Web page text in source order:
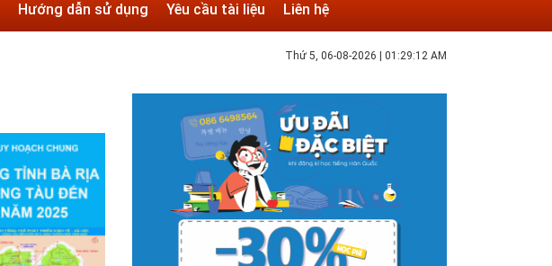
Hướng dẫn sử dụng Yêu cầu tài liệu Liên hệ
Thứ 5, 06-08-2026 01:29:13 AM
Tuyển sinh 2025, Khoa kỹ thuật hạ tầng và môi
trường đô thị - Đại học Kiến trúc...
Thông tin tuyển sinh đại học 2025 Khoa kỹ thuật hạ tầng và
môi trường đô thị - Đại học Kiến trúc Hà Nội Tuyển sinh đại
học với 280 chỉ tiêu, thời gian đào tạo 4,5 năm
# 05.04.2020 | 20:30
GIAO LƯU TRỰC TUYẾN - TƯ VẤN TUYỂN SINH ĐẠI
HỌC CHÍNH QUY ĐẠI HỌC KIẾN TRÚC NĂM...